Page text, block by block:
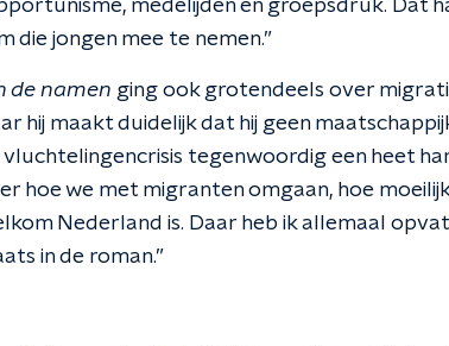
medelijden en groepsdruk. Dat
die jongen mee te nemen.”
de namen ging ook grotendeels over
hij maakt duidelijk dat hij geen
tegenwoordig een heet
hoe we met migranten omgaan, hoe
Nederland is. Daar heb ik allemaal
in de roman.”